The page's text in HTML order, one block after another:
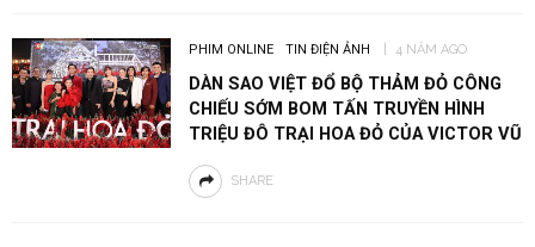
PHIM ONLINE TIN ĐIỆN ẢNH 4 NĂM AGO
DÀN SAO VIỆT ĐỔ BỘ THẢM ĐỎ CÔNG
CHIẾU SỚM BOM TẤN TRUYỀN HÌNH
TRIỆU ĐÔ TRẠI HOA ĐỎ CỦA VICTOR VŨ
SHARE